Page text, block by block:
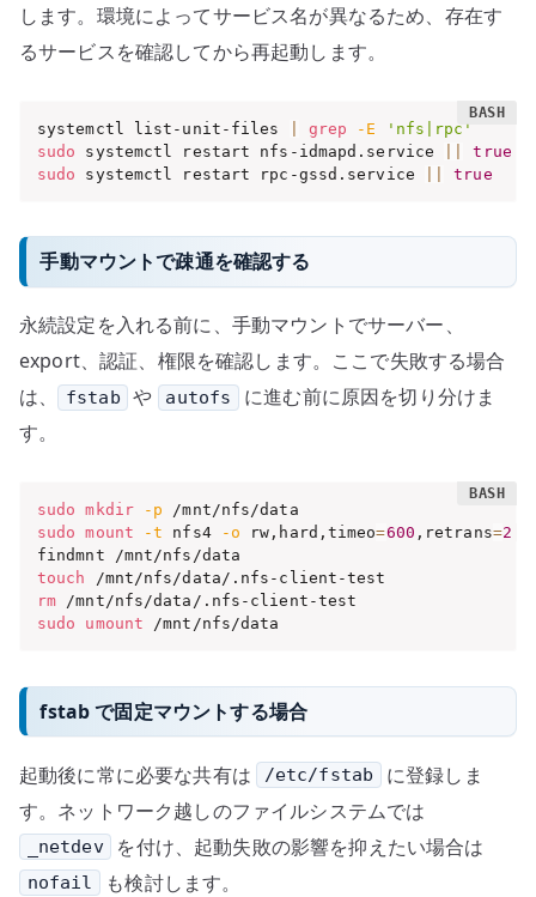
します。環境によってサービス名が異なるため、存在す
るサービスを確認してから再起動します。
systemctl list-unit-files grep -E
'nfs|rpc'
sudo systemctl restart nfs-idmapd.service
true
sudo systemctl restart rpc-gssd.service true
手動マウントで疎通を確認する
永続設定を入れる前に、手動マウントでサーバー、
export、認証、権限を確認します。ここで失敗する場合
は、
fstab や autofs
に進む前に原因を切り分けま
す。
sudo mkdir -p
sudo
mount -t nfs4 -o rw,hard,timeo=600 ,retrans=2
touch
rm
sudo
umount /mnt/nfs/data
fstab で固定マウントする場合
起動後に常に必要な共有は /etc/fstab
に登録しま
す。ネットワーク越しのファイルシステムでは
_netdev を付け、起動失敗の影響を抑えたい場合は
nofail も検討します。